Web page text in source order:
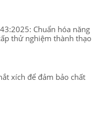
Chuẩn hóa năng
thử nghiệm thành thạo
xích để đảm bảo chất